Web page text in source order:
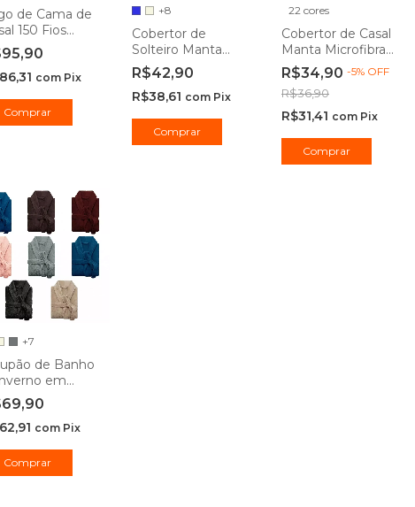
de Cama de
150 Fios
4 peças
com Pix
Comprar
+8
Cobertor de
Solteiro Manta
Microfibra
Antialérgico 1,50 x
2,20m - Camesa
R$42,90
R$38,61 com Pix
Comprar
22 cores
Cobertor de Casal
Manta Microfibra
Antialérgico 1,80 x
2,20m Floral -
Camesa
R$34,90 -5% OFF
R$36,90
R$31,41 com Pix
Comprar
+7
de Banho
em
Unissex
com Pix
Comprar